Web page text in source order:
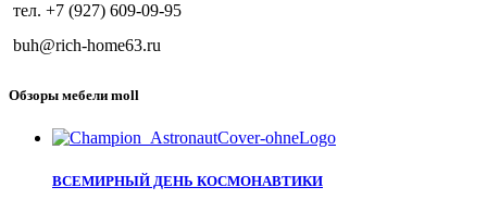
тел. +7 (927) 609-09-95
buh@rich-home63.ru
Обзоры мебели moll
ВСЕМИРНЫЙ ДЕНЬ КОСМОНАВТИКИ